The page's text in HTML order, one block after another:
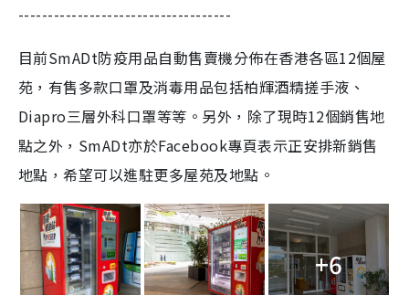
------------------------------------
目前SmADt防疫用品自動售賣機分佈在香港各區12個屋
苑，有售多款口罩及消毒用品包括柏輝酒精搓手液 、
Diapro三層外科口罩等等。另外，除了現時12個銷售地
點之外，SmADt亦於Facebook專頁表示正安排新銷售
地點 ，希望可以進駐更多屋苑及地點。
+6